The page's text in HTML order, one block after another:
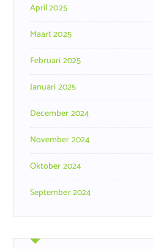
April 2025
Maart 2025
Februari 2025
Januari 2025
December 2024
November 2024
Oktober 2024
September 2024